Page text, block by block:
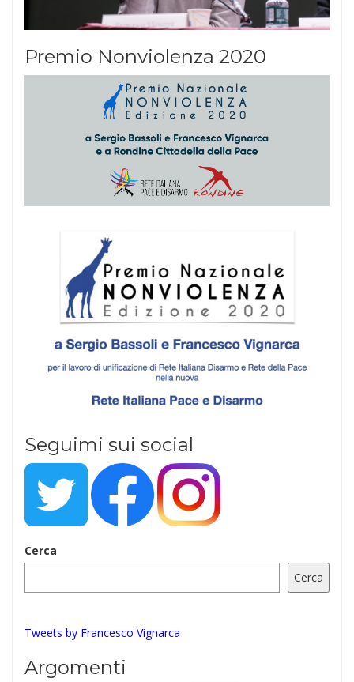
Premio Nonviolenza 2020
Seguimi sui social
Cerca
Cerca
Tweets by Francesco Vignarca
Argomenti